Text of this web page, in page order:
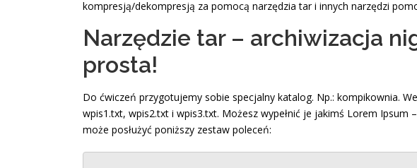
kompresją/dekompresją za pomocą narzędzia tar i innych narzędzi
Narzędzie tar – archiwizacja
prosta!
Do ćwiczeń przygotujemy sobie specjalny katalog. Np.: kompikownia.
wpis1.txt, wpis2.txt i wpis3.txt. Możesz wypełnić je jakimś Lorem Ipsum
może posłużyć poniższy zestaw poleceń: